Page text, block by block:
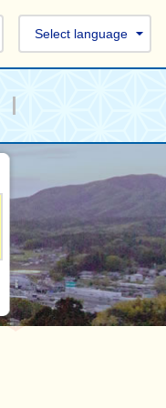
Select language
目的の情報を探